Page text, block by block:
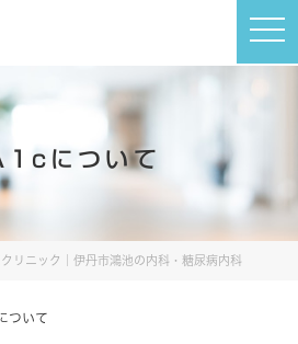
t
o
a
i
について
リニック｜伊丹市鴻池の内科・糖尿病内科
ついて